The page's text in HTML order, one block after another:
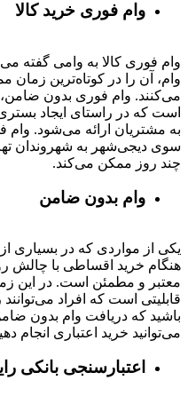
وام فوری خرید کالا
وام فوری کالا به وامی گفته
وام، آن را در کوتاه‌ترین
می‌کنند. وام فوری بدون
است که در راستای ایجاد
به مشتریان ارائه می‌شود.
سوی دیجی‌شهر به شهروندان
چند روز ممکن می‌کند.
وام بدون ضامن
یکی از مواردی که در بسیاری
هنگام خرید اقساطی با چالش
معتبر و مطمئن است. در این
قابلیتی است که افراد
باشید که دریافت وام بدون
می‌توانید خرید اعتباری انجام
اعتبارسنجی بانکی